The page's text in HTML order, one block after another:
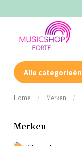
Alle categorieën
Home / Merken /
Merken